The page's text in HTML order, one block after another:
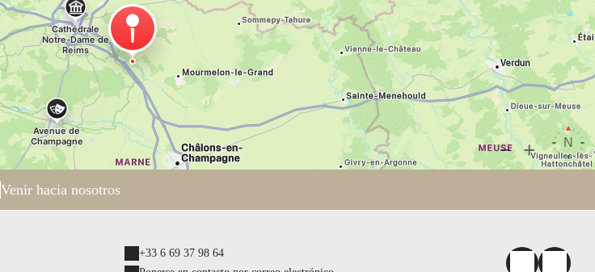
ciudad, Mercado de Navidad, Catedral...), París
(1h30: Juegos Olímpicos 2024). No pierdas la
oportunidad de visitar las bodegas de champán y
explorar las majestuosas catedrales de Laon
(35min). Así, la casa rural Moulin Saint Nicolas es
un lugar para alojarse "en el campo" con la
posibilidad de realizar excursiones a los
principales sitios recreativos o culturales de
renombre internacional: Disneyland París (1h20),
Parque Astérix (1h30), Chantilly, Compiègne,
Si sois una familia numerosa, un grupo de amigos
Venir hacia nosotros
+33 6 69 37 98 64